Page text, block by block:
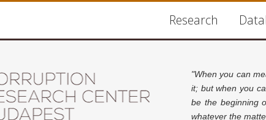
Research
"When you can
it; but when you
be the beginning
whatever the